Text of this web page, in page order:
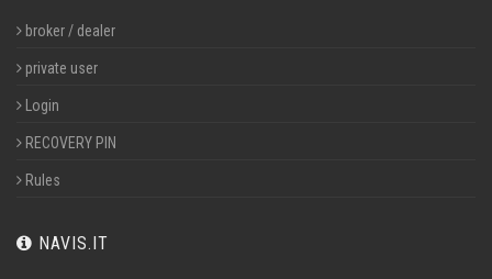
broker / dealer
private user
Login
RECOVERY PIN
Rules
NAVIS.IT